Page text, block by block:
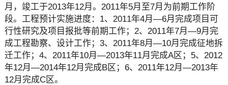
月，竣工于2013年12月。2011年5月至7月为前期工作阶
段。工程预计实施进度：1、2011年4月—6月完成项目可
行性研究及项目报批等前期工作；2、2011年7月—9月完
成工程勘察、设计工作；3、2011年8月—10月完成征地拆
迁工作；4、2011年10月—2013年11月完成A区；5、2012
年12月—2014年12月完成B区；6、2011年12月—2013年
12月完成C区。